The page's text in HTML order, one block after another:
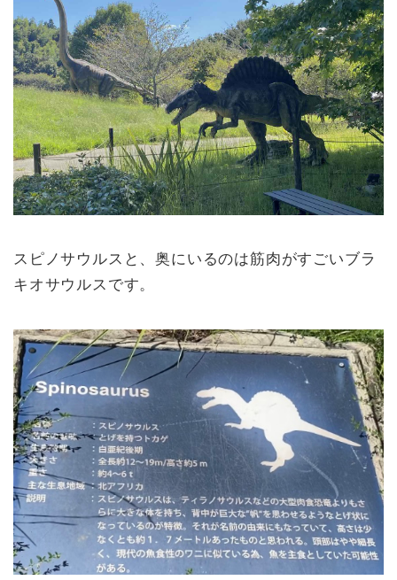
スピノサウルスと、奥にいるのは筋肉がすごいブラ
キオサウルスです。